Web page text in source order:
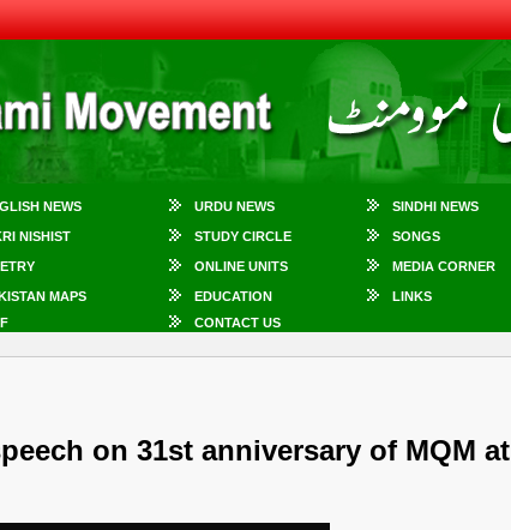
NEWS URDU NEWS SINDHI NEWS
NISHIST STUDY CIRCLE SONGS
ONLINE UNITS MEDIA CORNER
MAPS EDUCATION LINKS
CONTACT US
on 31st anniversary of ‪‎MQM‬ at